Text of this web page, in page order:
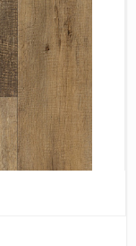
Бежевый
Дуб светлый
Коричневый
Страна
Австрия
Бельгия